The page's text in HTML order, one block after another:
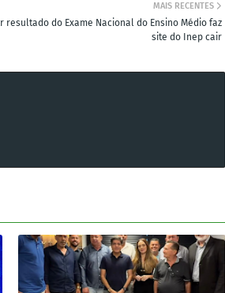
MAIS RECENTES
resultado do Exame Nacional do Ensino Médio faz
site do Inep cair